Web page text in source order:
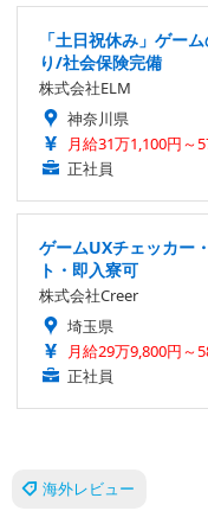
「土日祝休み」ゲー
り/社会保険完備
株式会社ELM
神奈川県
月給31万1,100円～
正社員
ゲームUXチェッカー
ト・即入寮可
株式会社Creer
埼玉県
月給29万9,800円～
正社員
海外レビュー